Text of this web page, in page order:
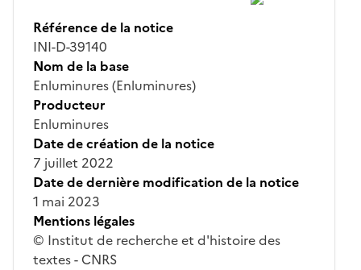
Référence de la notice
INI-D-39140
Nom de la base
Enluminures (Enluminures)
Producteur
Enluminures
Date de création de la notice
7 juillet 2022
Date de dernière modification de la notice
1 mai 2023
Mentions légales
© Institut de recherche et d'histoire des
textes - CNRS